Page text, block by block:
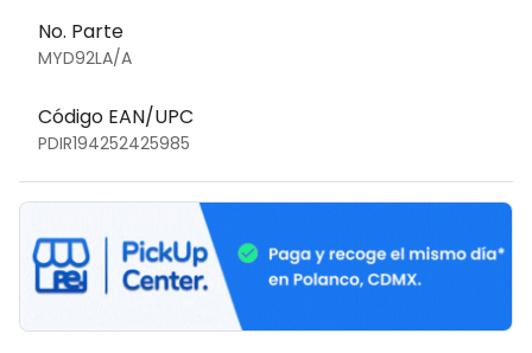
No. Parte
MYD92LA/A
Código EAN/UPC
PDIR194252425985